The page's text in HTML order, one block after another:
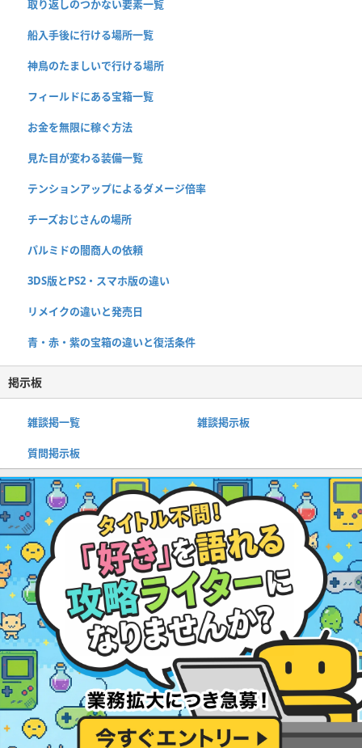
取り返しのつかない要素一覧
船入手後に行ける場所一覧
神鳥のたましいで行ける場所
フィールドにある宝箱一覧
お金を無限に稼ぐ方法
見た目が変わる装備一覧
テンションアップによるダメージ倍率
チーズおじさんの場所
パルミドの闇商人の依頼
3DS版とPS2・スマホ版の違い
リメイクの違いと発売日
青・赤・紫の宝箱の違いと復活条件
掲示板
雑談掲一覧 雑談掲示板
質問掲示板